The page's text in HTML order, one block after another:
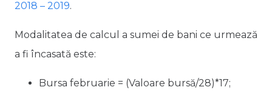
2018 – 2019.
Modalitatea de calcul a sumei de bani ce urmează
a fi încasată este:
Bursa februarie = (Valoare bursă/28)*17;